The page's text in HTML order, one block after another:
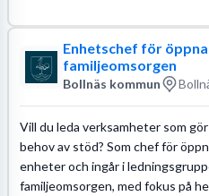
Enhetschef för
familjeomsorgen
Bollnäs kommun
Vill du leda verksamheter som
behov av stöd? Som chef för
enheter och ingår i
familjeomsorgen, med fokus på